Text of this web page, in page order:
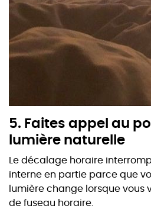
5. Faites appel au
lumière naturelle
Le décalage horaire
interne en partie parce que
lumière change lorsque vous
de fuseau horaire.